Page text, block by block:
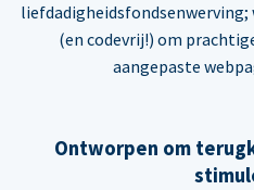
(en codevrij!) om
aangepaste
Ontworpen om